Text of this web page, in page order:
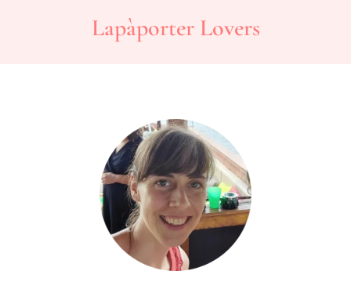
Lapàporter Lovers